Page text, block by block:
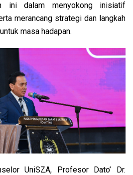
ini dalam menyokong inisiatif
merancang strategi dan langkah
masa hadapan.
UniSZA, Profesor Dato’ Dr.